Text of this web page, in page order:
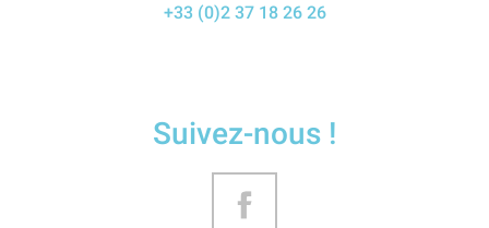
+33 (0)2 37 18 26 26
Suivez-nous !